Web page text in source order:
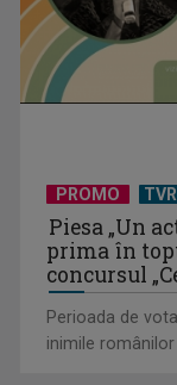
TVR lansează un
PROMO
Piesa „Un
prima în
concursul
Perioada de
inimile românilor